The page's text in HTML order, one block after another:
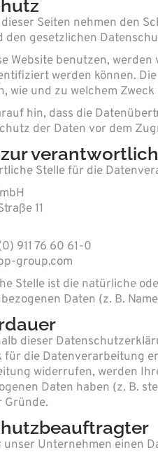
Seiten nehmen den
den gesetzlichen
Website benutzen,
werden können.
wie und zu welchem Zweck
hin, dass die
der Daten vor dem
Stelle für die
11
911 76 60 61-0
group.com
Stelle ist die natürliche
Daten (z. B.
dieser
für die Datenverarbeitung
widerrufen, werden
Daten haben (z. B.
Gründe.
unser Unternehmen einen